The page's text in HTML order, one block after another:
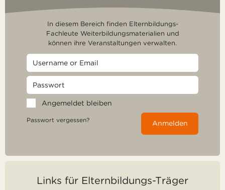
In diesem Bereich finden Elternbildungs-
Fachleute Weiterbildungsmaterialien und
können ihre Veranstaltungen verwalten.
Angemeldet bleiben
Passwort vergessen? Anmelden
Links für Elternbildungs-Träger